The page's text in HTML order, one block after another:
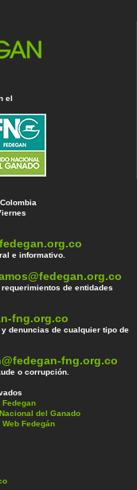
el
e informativo.
de entidades
fng.org.co
denuncias de cualquier tipo de
fng.org.co
o corrupción.
del Ganado
Fedegán